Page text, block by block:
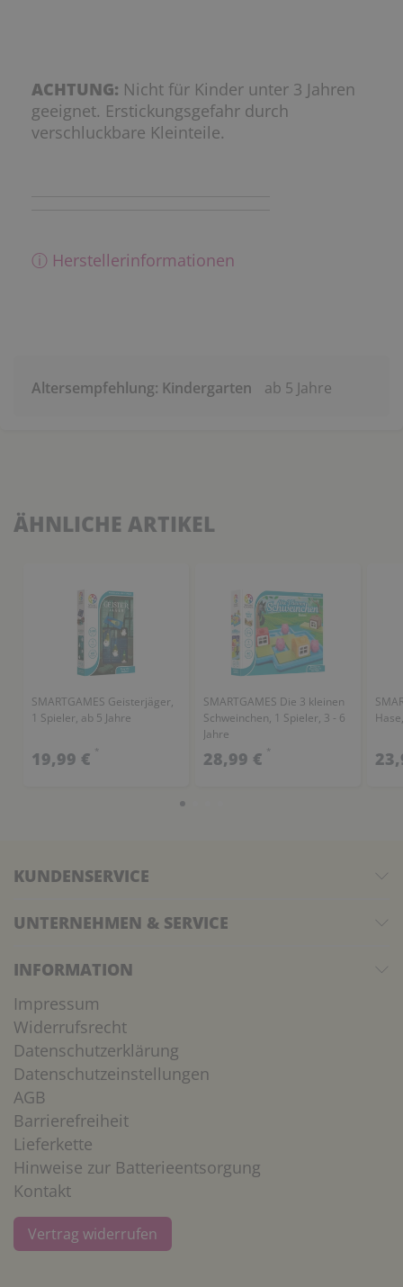
ACHTUNG: Nicht für Kinder unter 3 Jahren
geeignet. Erstickungsgefahr durch
verschluckbare Kleinteile.
ⓘ Herstellerinformationen
Altersempfehlung: Kindergarten ab 5 Jahre
ÄHNLICHE ARTIKEL
SMARTGAMES Geisterjäger,
1 Spieler, ab 5 Jahre
19,99 € *
SMARTGAMES Die 3 kleinen
Schweinchen, 1 Spieler, 3 - 6
Jahre
28,99 € *
KUNDENSERVICE
UNTERNEHMEN & SERVICE
INFORMATION
Impressum
Widerrufsrecht
Datenschutzerklärung
Datenschutzeinstellungen
AGB
Barrierefreiheit
Lieferkette
Hinweise zur Batterieentsorgung
Kontakt
Vertrag widerrufen